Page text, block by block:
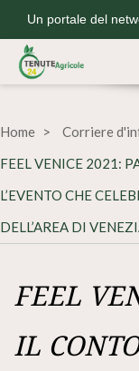
Un portale del
Home
Corriere
FEEL VENICE 2021:
L’EVENTO CHE
DELL’AREA DI
FEEL
IL